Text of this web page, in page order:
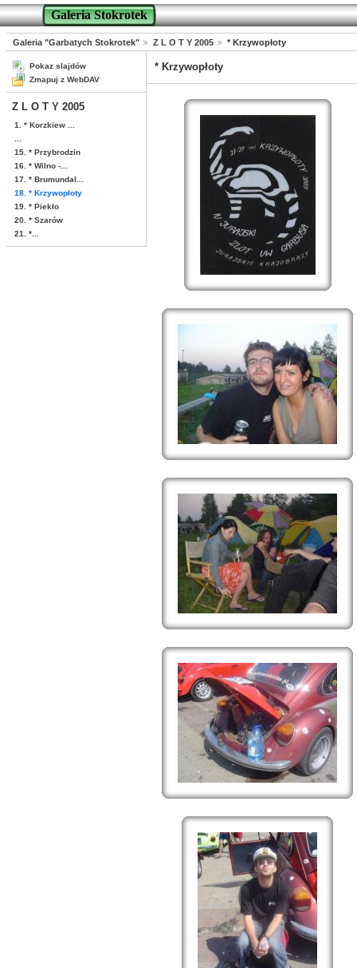
Galeria Stokrotek
Galeria "Garbatych Stokrotek" Z L O T Y 2005 * Krzywopłoty
Pokaz slajdów
Zmapuj z WebDAV
Z L O T Y 2005
1. * Korzkiew ...
15. * Przybrodzin
16. * Wilno -...
17. * Brumundal...
18. * Krzywopłoty
19. * Piekło
20. * Szarów
21. *...
* Krzywopłoty